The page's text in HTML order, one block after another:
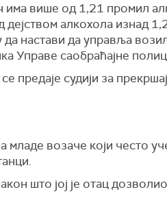
има више од 1,21 промил
алкохола изнад
настави да управља
Управе саобраћајне
предаје судији за
возаче који често
што јој је отац